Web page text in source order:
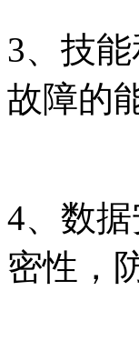
3、
故障的
4、
密性